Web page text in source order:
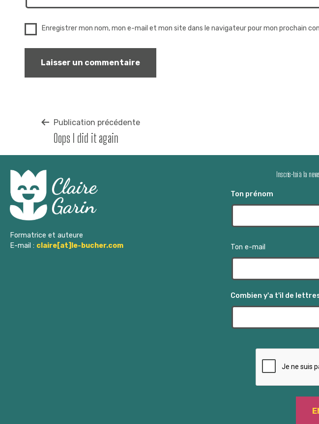
Enregistrer mon nom, mon e-mail et mon site dans le navigateur pour mon prochain
Navigation
de
l’article
Publication précédente
Oops I did it again
Formatrice et auteure
E-mail : claire[at]le-bucher.com
Inscris-toi à la
Ton prénom
Ton e-mail
Combien y'a t'il de